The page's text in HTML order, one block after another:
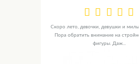
Скоро лето, девочки, девушки и
Пора обратить внимание на
фигуры. Даж...